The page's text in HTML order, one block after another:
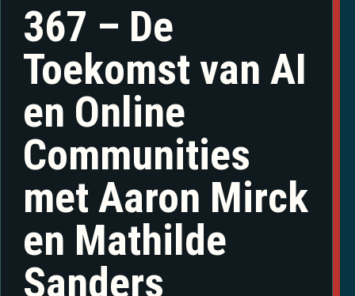
367 – De
Toekomst van AI
en Online
Communities
met Aaron Mirck
en Mathilde
Sanders